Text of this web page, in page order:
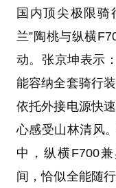
国内顶尖极限骑
兰”陶桃与纵横
动。张京坤表示
能容纳全套骑行
依托外接电源快
心感受山林清风
中，纵横F700
间，恰似全能随